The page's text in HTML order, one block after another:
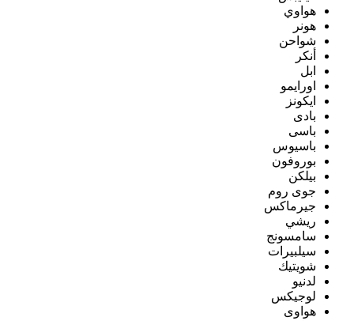
هواوي
هونر
شواحن
أنكر
ابل
اورايمو
ايكونز
بادى
باسى
باسيوس
بوروفون
بيلكن
جوى روم
جيرماكس
ريشي
سامسونج
سيلبيرات
شويتيك
لدنيو
لوجيكس
هواوى